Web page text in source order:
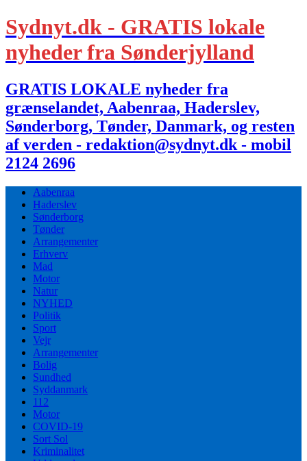
Sydnyt.dk - GRATIS lokale
nyheder fra Sønderjylland
GRATIS LOKALE nyheder fra
grænselandet, Aabenraa, Haderslev,
Sønderborg, Tønder, Danmark, og resten
af verden - redaktion@sydnyt.dk - mobil
2124 2696
Aabenraa
Haderslev
Sønderborg
Tønder
Arrangementer
Erhverv
Mad
Motor
Natur
NYHED
Politik
Sport
Vejr
Arrangementer
Bolig
Sundhed
Syddanmark
112
Motor
COVID-19
Sort Sol
Kriminalitet